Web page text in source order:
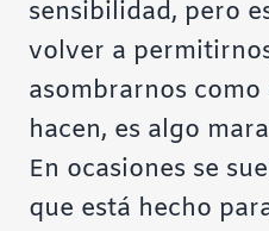
sensibilidad, pero
volver a
asombrarnos
hacen, es algo
En ocasiones se
que está hecho